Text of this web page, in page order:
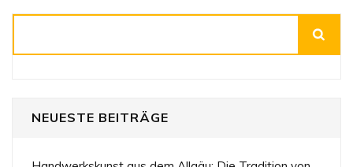
NEUESTE BEITRÄGE